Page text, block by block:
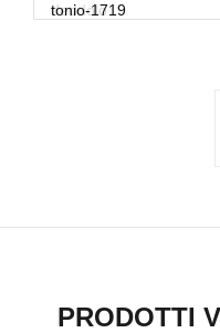
deddolo
tonio-1719
PRODOTTI